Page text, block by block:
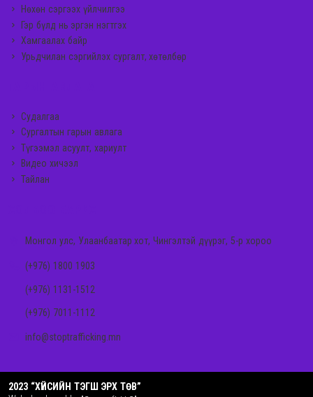
Нөхөн сэргээх үйлчилгээ
Гэр бүлд нь эргэн нэгтгэх
Хамгаалах байр
Урьдчилан сэргийлэх сургалт, хөтөлбөр
Судалгаа
Сургалтын гарын авлага
Түгээмэл асуулт, хариулт
Видео хичээл
Тайлан
Монгол улс, Улаанбаатар хот, Чингэлтэй дүүрэг, 5-р хороо
(+976) 1800 1903
(+976) 1131-1512
(+976) 7011-1112
info@stoptrafficking.mn
2023 “ХҮЙСИЙН ТЭГШ ЭРХ ТӨВ”